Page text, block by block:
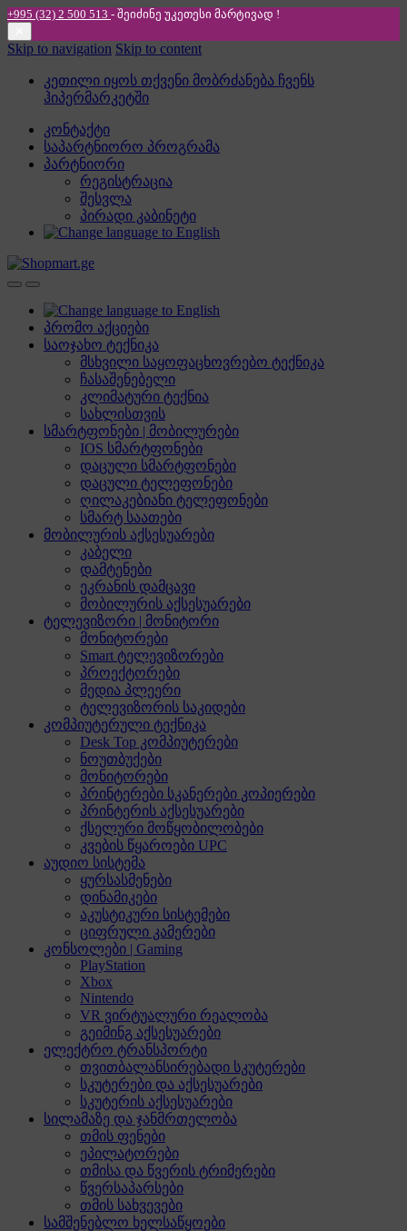
+995 (32) 2 500 513 - შეიძინე უკეთესი მარტივად !
Skip to navigation Skip to content
კეთილი იყოს თქვენი მობრძანება ჩვენს
ჰიპერმარკეტში
კონტაქტი
საპარტნიორო პროგრამა
პარტნიორი
რეგისტრაცია
შესვლა
პირადი კაბინეტი
პრომო აქციები
საოჯახო ტექნიკა
მსხვილი საყოფაცხოვრებო ტექნიკა
ჩასაშენებელი
კლიმატური ტექნია
სახლისთვის
სმარტფონები | მობილურები
IOS სმარტფონები
დაცული სმარტფონები
დაცული ტელეფონები
ღილაკებიანი ტელეფონები
სმარტ საათები
მობილურის აქსესუარები
კაბელი
დამტენები
ეკრანის დამცავი
მობილურის აქსესუარები
ტელევიზორი | მონიტორი
მონიტორები
Smart ტელევიზორები
პროექტორები
მედია პლეერი
ტელევიზორის საკიდები
კომპიუტერული ტექნიკა
Desk Top კომპიუტერები
ნოუთბუქები
მონიტორები
პრინტერები სკანერები კოპიერები
პრინტერის აქსესუარები
ქსელური მოწყობილობები
კვების წყაროები UPC
აუდიო სისტემა
ყურსასმენები
დინამიკები
აკუსტიკური სისტემები
ციფრული კამერები
კონსოლები | Gaming
PlayStation
Xbox
Nintendo
VR ვირტუალური რეალობა
გეიმინგ აქსესუარები
ელექტრო ტრანსპორტი
თვითბალანსირებადი სკუტერები
სკუტერები და აქსესუარები
სკუტერის აქსესუარები
სილამაზე და ჯანმრთელობა
თმის ფენები
ეპილატორები
თმისა და წვერის ტრიმერები
წვერსაპარსები
თმის სახვევები
სამშენებლო ხელსაწყოები